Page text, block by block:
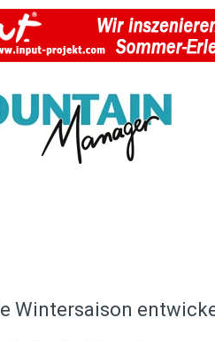
Wintersaison